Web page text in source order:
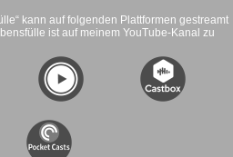
kann auf folgenden Plattformen gestreamt
ist auf meinem YouTube-Kanal zu